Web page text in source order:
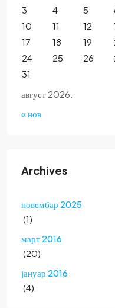
август 2026.
3
4 5
10
11 12
17
18 19
24
25 26
31
« нов
Archives
новембар 2025
(1)
март 2016
(20)
јануар 2016
(4)